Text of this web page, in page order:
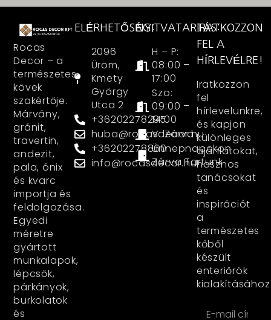
Rocas
Decor – a
természetes
kövek
szakértője.
Márvány,
gránit,
travertin,
andezit,
pala, ónix
és kvarc
importja és
feldolgozása.
Egyedi
méretre
gyártott
munkalapok,
lépcsők,
párkányok,
burkolatok
és
ELÉRHETŐSÉG:
2096
Üröm,
Kmety
György
Utca 2
+36202278295
huba@rocasdecor.hu
+36202278860
info@rocasdecor.hu
NYITVATARTÁS:
H – P:
08:00 –
17:00
Szo:
09:00 –
14:00
V: Zárva
Ünnepnapokon
Zárva Tartunk
IRATKOZZON
FEL A
HÍRLEVÉLRE!
Iratkozzon
fel
hírlevelünkre,
és kapjon
különleges
ajánlatokat,
hasznos
tanácsokat
és
inspirációt
a
természetes
kőből
készült
enteriőrök
kialakításához